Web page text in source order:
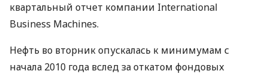
квартальный отчет компании International
Business Machines.
Нефть во вторник опускалась к минимумам с
начала 2010 года вслед за откатом фондовых